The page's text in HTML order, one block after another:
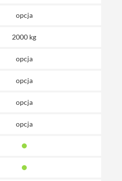
opcja
2000 kg
opcja
opcja
opcja
opcja